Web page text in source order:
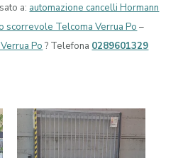
a: automazione cancelli Hormann
scorrevole Telcoma Verrua Po –
Po ? Telefona 0289601329